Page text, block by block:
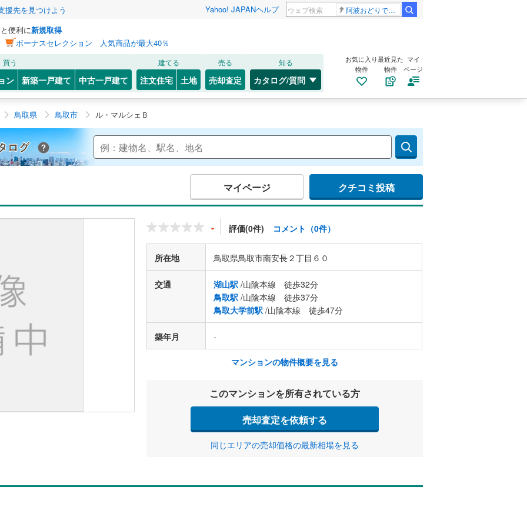
援先を見つけよう Yahoo! JAPANヘルプ 阿波おどりで不適切な動画
便利に新規取得
ボーナスセレクション 人気商品が最大40％
買う
ン 新築一戸建て 中古一戸建て
建てる
注文住宅 土地
売る
売却査定
知る
カタログ/質問
お気に入り
物件
最近見た
物件
マイ
ページ
鳥取県 鳥取市 ル・マルシェＢ
Yahoo!不動産 マンションカタログ
マイページ クチコミ投稿
- 評価(0件) コメント（0件）
所在地 鳥取県鳥取市南安長２丁目６０
交通 湖山駅 /山陰本線 徒歩32分
鳥取駅 /山陰本線 徒歩37分
鳥取大学前駅 /山陰本線 徒歩47分
築年月 -
マンションの物件概要を見る
このマンションを所有されている方
売却査定を依頼する
同じエリアの売却価格の最新相場を見る